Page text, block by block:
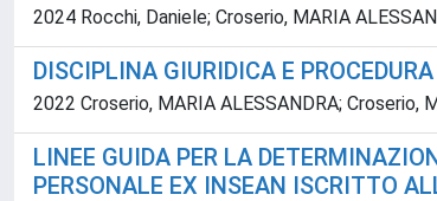
2024 Rocchi, Daniele; Croserio, MARIA
DISCIPLINA GIURIDICA E
2022 Croserio, MARIA ALESSANDRA; Croserio,
LINEE GUIDA PER LA
PERSONALE EX INSEAN ISCRITTO